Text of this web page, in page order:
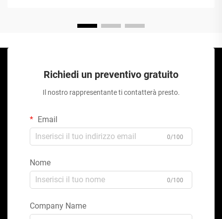
Richiedi un preventivo gratuito
Il nostro rappresentante ti contatterà presto.
Email
0/100
Nome
0/100
Company Name